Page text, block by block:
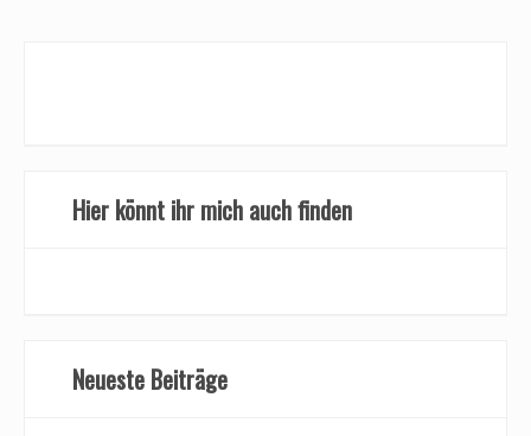
Hier könnt ihr mich auch finden
Neueste Beiträge